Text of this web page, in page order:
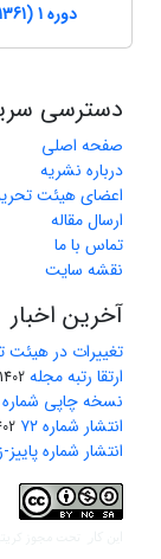
دوره 1 (1361)
دسترسی
صفحه اصلی
درباره نشریه
اعضای هیئت
ارسال مقاله
تماس با ما
نقشه سایت
آخرین اخبار
تغییرات در هیئت
ارتقا رتبه مجله 1402-06-04
نسخه چاپی شماره ۷۱
انتشار شماره ۷۲ 28
انتشار شماره پاییز-